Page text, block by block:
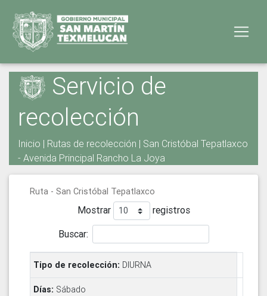
Servicio de
recolección
Inicio | Rutas de recolección | San Cristóbal Tepatlaxco
- Avenida Principal Rancho La Joya
Ruta - San Cristóbal Tepatlaxco
Mostrar
registros
Buscar:
DIURNA
Sábado